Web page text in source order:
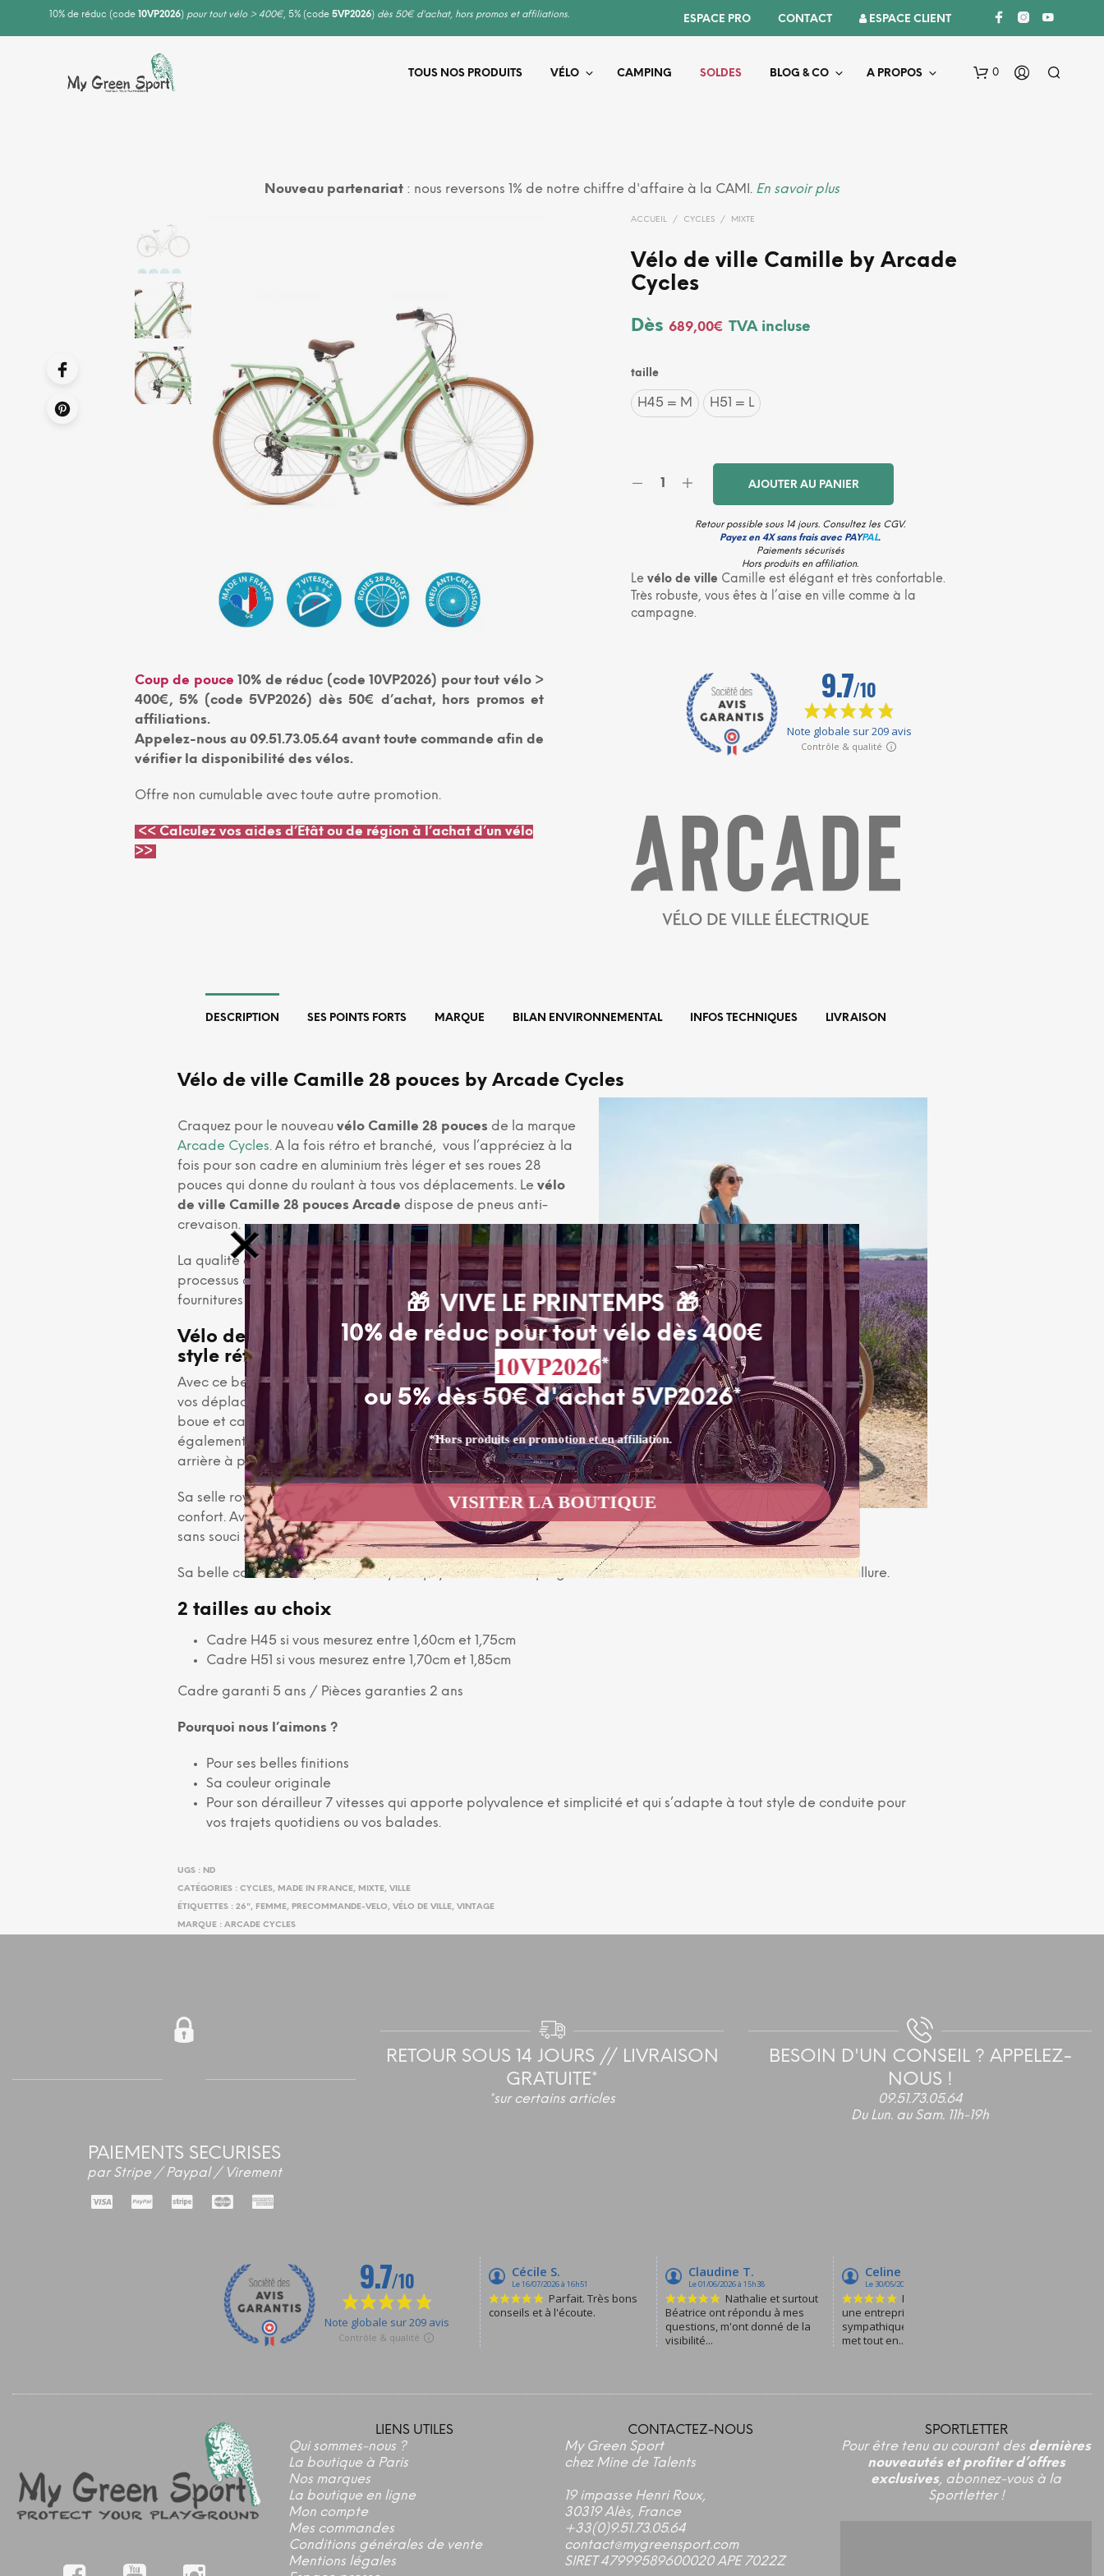
10% de réduc (code 10VP2026) pour tout vélo > 400€, 5% (code 5VP2026) dès 50€ d'achat, hors promos et affiliations. ESPACE PRO CONTACT ESPACE CLIENT
TOUS NOS PRODUITS VÉLO CAMPING SOLDES BLOG & CO A PROPOS 0
Nouveau partenariat : nous reversons 1% de notre chiffre d'affaire à la CAMI. En savoir plus
Coup de pouce 10% de réduc (code 10VP2026) pour tout vélo >
400€, 5% (code 5VP2026) dès 50€ d’achat, hors promos et
affiliations.
Appelez-nous au 09.51.73.05.64 avant toute commande afin de
vérifier la disponibilité des vélos.
Offre non cumulable avec toute autre promotion.
<< Calculez vos aides d’Etât ou de région à l’achat d’un vélo
>>
ACCUEIL / CYCLES / MIXTE
Vélo de ville Camille by Arcade
Cycles
Dès689,00€ TVA incluse
taille
H45 = M H51 = L
AJOUTER AU PANIER
Retour possible sous 14 jours. Consultez les CGV.
Payez en 4X sans frais avec PAYPAL.
Paiements sécurisés
Hors produits en affiliation.
Levélo de ville Camille est élégant et très confortable.
Très robuste, vous êtes à l’aise en ville comme à la
campagne.
DESCRIPTION SES POINTS FORTS MARQUE BILAN ENVIRONNEMENTAL INFOS TECHNIQUES LIVRAISON
Vélo de ville Camille 28 pouces by Arcade Cycles
Craquez pour le nouveau vélo Camille 28 pouces de la marque
Arcade Cycles.A la fois rétro et branché, vous l’appréciez à la
fois pour son cadre en aluminium très léger et ses roues 28
pouces qui donne du roulant à tous vos déplacements. Le vélo
de ville Camille 28 pouces Arcade dispose de pneus anti-
crevaison.
La qualité du vélo Camille se décline à toutes les étapes du
processus de production, de la conception à la réception des
fournitures jusqu’au réglage en usine avant emballage.
Vélo de ville Camille Made In France au
style rétro
Avec ce beau vélo vintage, vous ne passez pas inaperçu lors de
vos déplacements. Il est équipé d’un porte bagage, gardes
boue et carter de protection de chaîne au coloris assorti. Il est
également équipé d’un feu avant rétro chromé et d’un feu
arrière à pile.
Sa selle royale et ses poignées vous garantissent un grand
confort. Avec ses pneus larges et confortables, vous passerez
sans souci sur les pavés et trottoirs. Le Vélo de ville Camille dispose d’un dérailleur 7 vitesses Shimano.
Sa belle couleur verte, sa selle Royal Gipsy marron et ses poignées assorties donnent à votre vélo une belle allure.
2 tailles au choix
Cadre H45 si vous mesurez entre 1,60cm et 1,75cm
Cadre H51 si vous mesurez entre 1,70cm et 1,85cm
Cadre garanti 5 ans / Pièces garanties 2 ans
Pourquoi nous l’aimons ?
Pour ses belles finitions
Sa couleur originale
Pour son dérailleur 7 vitesses qui apporte polyvalence et simplicité et qui s’adapte à tout style de conduite pour
vos trajets quotidiens ou vos balades.
UGS : ND
CATÉGORIES : CYCLES, MADE IN FRANCE, MIXTE, VILLE
ÉTIQUETTES : 26", FEMME, PRECOMMANDE-VELO, VÉLO DE VILLE, VINTAGE
MARQUE : ARCADE CYCLES
PAIEMENTS SECURISES
par Stripe / Paypal / Virement
RETOUR SOUS 14 JOURS // LIVRAISON
GRATUITE*
*sur certains articles
BESOIN D'UN CONSEIL ? APPELEZ-
NOUS !
09.51.73.05.64
Du Lun. au Sam. 11h-19h
LIENS UTILES
Qui sommes-nous ?
La boutique à Paris
Nos marques
La boutique en ligne
Mon compte
Mes commandes
Conditions générales de vente
Mentions légales
CONTACTEZ-NOUS
My Green Sport
chez Mine de Talents
19 impasse Henri Roux,
30319 Alès, France
+33(0)9.51.73.05.64
contact@mygreensport.com
SIRET 47999589600020 APE 7022Z
SPORTLETTER
Pour être tenu au courant des dernières
nouveautés et profiter d’offres
exclusives, abonnez-vous à la
Sportletter !
🎁 VIVE LE PRINTEMPS 🎁
10% de réduc pour tout vélo dès 400€
10VP2026*
ou 5% dès 50€ d'achat 5VP2026*
*Hors produits en promotion et en affiliation.
VISITER LA BOUTIQUE